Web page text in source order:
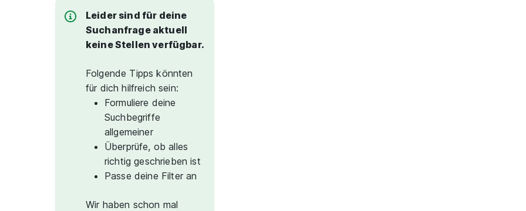
Leider sind für deine
Suchanfrage aktuell
keine Stellen verfügbar.
Folgende Tipps könnten
für dich hilfreich sein:
Formuliere deine
Suchbegriffe
allgemeiner
Überprüfe, ob alles
richtig geschrieben ist
Passe deine Filter an
Wir haben schon mal